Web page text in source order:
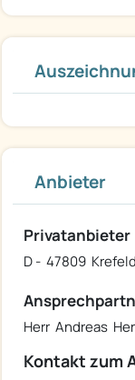
Anbieter
Privatanbieter
D - 47809 Krefeld
Herr Andreas
Kontakt zum